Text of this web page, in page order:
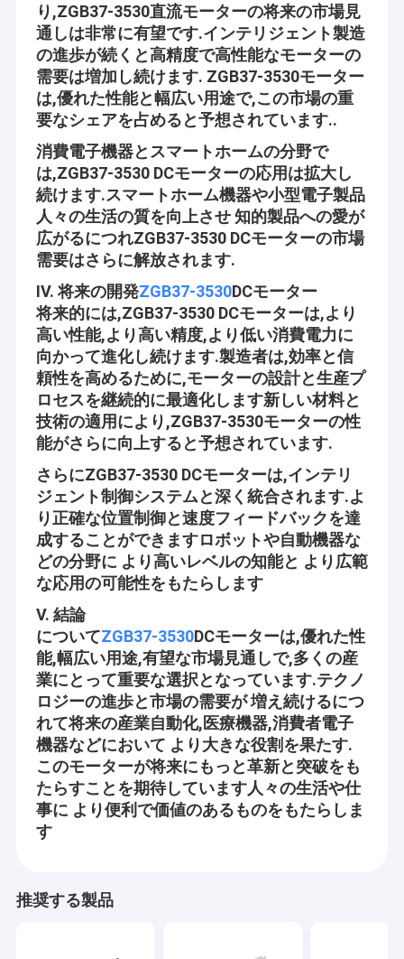
家
プロダクト
私達について
工場旅行
品質管理
私達に連絡しなさい
ニュース
場合
12mm マイクロDCギアモーター
25mm DCギヤ モーター
り,ZGB37-3530直流モーターの将来の市場見
通しは非常に有望です.インテリジェント製造
の進歩が続くと高精度で高性能なモーターの
需要は増加し続けます. ZGB37-3530モーター
は,優れた性能と幅広い用途で,この市場の重
要なシェアを占めると予想されています..
消費電子機器とスマートホームの分野で
は,ZGB37-3530 DCモーターの応用は拡大し
続けます.スマートホーム機器や小型電子製品
人々の生活の質を向上させ 知的製品への愛が
広がるにつれZGB37-3530 DCモーターの市場
需要はさらに解放されます.
IV. 将来の開発ZGB37-3530DCモーター
将来的には,ZGB37-3530 DCモーターは,より
高い性能,より高い精度,より低い消費電力に
向かって進化し続けます.製造者は,効率と信
頼性を高めるために,モーターの設計と生産プ
ロセスを継続的に最適化します新しい材料と
技術の適用により,ZGB37-3530モーターの性
能がさらに向上すると予想されています.
さらにZGB37-3530 DCモーターは,インテリ
ジェント制御システムと深く統合されます.よ
り正確な位置制御と速度フィードバックを達
成することができますロボットや自動機器な
どの分野に より高いレベルの知能と より広範
な応用の可能性をもたらします
V. 結論
についてZGB37-3530DCモーターは,優れた性
能,幅広い用途,有望な市場見通しで,多くの産
業にとって重要な選択となっています.テクノ
ロジーの進歩と市場の需要が 増え続けるにつ
れて将来の産業自動化,医療機器,消費者電子
機器などにおいて より大きな役割を果たす.
このモーターが将来にもっと革新と突破をも
たらすことを期待しています人々の生活や仕
事に より便利で価値のあるものをもたらしま
す
推奨する製品
シンセンJinshunlaiteモーターCo.、株式会社はdcギヤ モーター、
bldcモーター、みみずギヤ モーター、マイクロ モーター、pwm
モーター等、Aslongの製造業者である私達のブランドである。設
備が整っている試験設備および強い技術的な力を使って。広い範
囲、良質、適正価格および流行の設計によって、私達のプロダク
トは多くの企業で広く使用される。私達のプロダクトはユーザー
によって広くそして絶えず経済的な、社会的な必要性を変化に対
応できる確認され、信頼され。私達はすべての人生の歩みからの
新しく、古い顧客未来のビジネス関係および相互成功のための私
達に連絡するために歓迎する!
会社の視野
以来科学技術、ますますオートメーション入って来ている、世帯
のように、人々の生命に、仕事および環境オフィス、美およびヘ
ルスケア、安全な広告の保証、交通およびコミュニケーション、
旅行およびホテル、装置および用具、Automotives、等一日一日
と成長している。
Aslongは人々の生命をより便利、快適安全にさせることで従事し
中心の価値
よりよいの提供すれば私達の顧客へのよりよいモーターそしてサ